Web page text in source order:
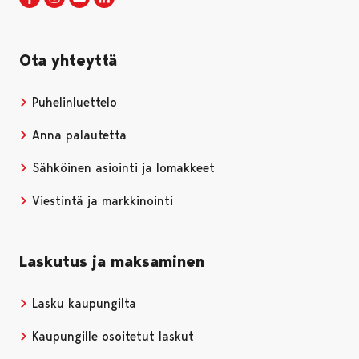
Ota yhteyttä
Puhelinluettelo
Anna palautetta
Sähköinen asiointi ja lomakkeet
Viestintä ja markkinointi
Laskutus ja maksaminen
Lasku kaupungilta
Kaupungille osoitetut laskut